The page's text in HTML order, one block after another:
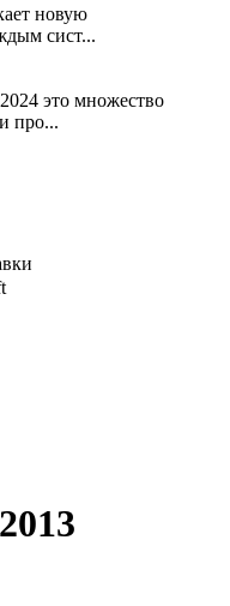
новую
сист...
это множество
про...